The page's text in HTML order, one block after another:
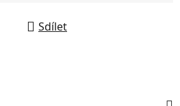
Sdílet